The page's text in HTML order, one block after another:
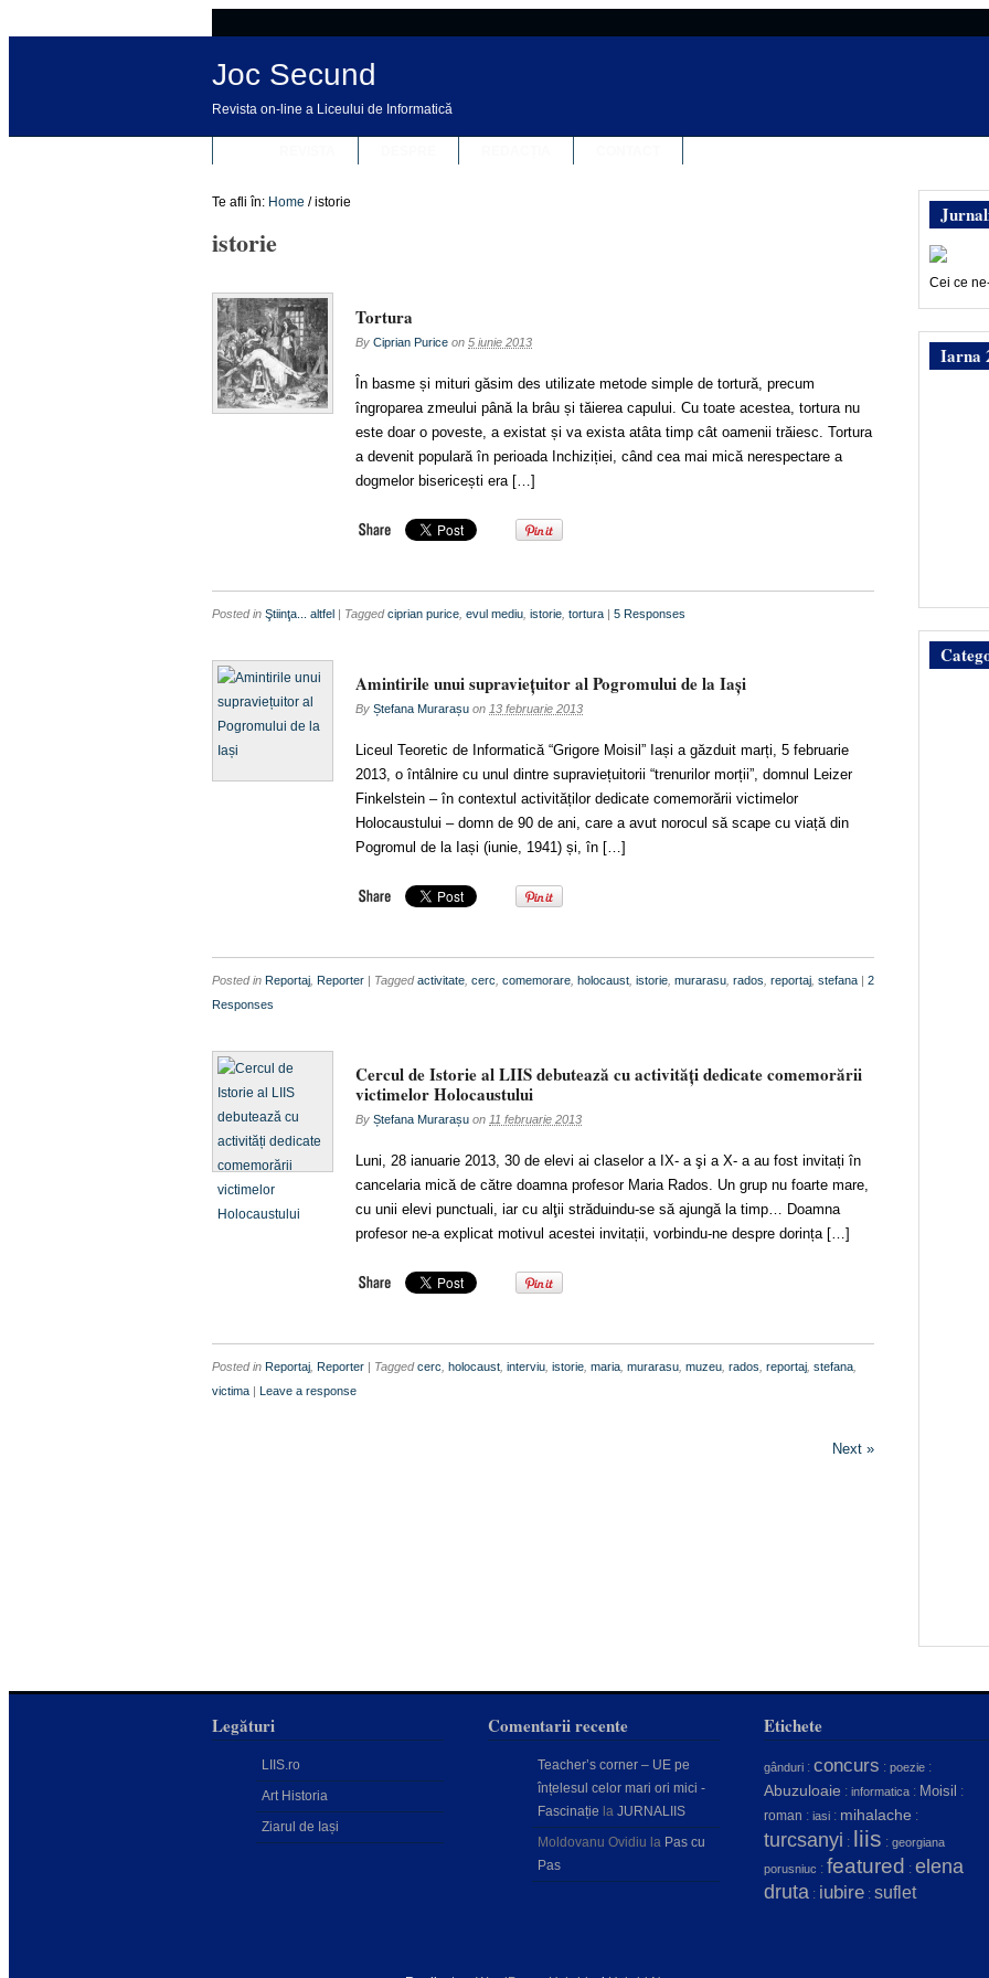
Joc Secund
Revista on-line a Liceului de Informatică
Te afli în: Home / istorie
istorie
Tortura
By Ciprian Purice on 5 iunie 2013
În basme și mituri găsim des utilizate metode simple de tortură, precum
îngroparea zmeului până la brâu și tăierea capului. Cu toate acestea, tortura nu
este doar o poveste, a existat și va exista atâta timp cât oamenii trăiesc. Tortura
a devenit populară în perioada Inchiziției, când cea mai mică nerespectare a
dogmelor bisericești era […]
Posted in Ştiinţa... altfel | Taggedciprian purice evul mediu istorie tortura | 5 Responses
Amintirile unui supraviețuitor al Pogromului de la Iași
By Ștefana Murarașu on 13 februarie 2013
Liceul Teoretic de Informatică “Grigore Moisil” Iași a găzduit marți, 5 februarie
2013, o întâlnire cu unul dintre supraviețuitorii “trenurilor morții”, domnul Leizer
Finkelstein – în contextul activităților dedicate comemorării victimelor
Holocaustului – domn de 90 de ani, care a avut norocul să scape cu viață din
Pogromul de la Iași (iunie, 1941) și, în […]
Posted in Reportaj Reporter | Taggedactivitate cerc comemorare holocaust istorie murarasu rados reportaj stefana | 2
Responses
Cercul de Istorie al LIIS debutează cu activități dedicate comemorării
victimelor Holocaustului
By Ștefana Murarașu on 11 februarie 2013
Luni, 28 ianuarie 2013, 30 de elevi ai claselor a IX- a şi a X- a au fost invitați în
cancelaria mică de către doamna profesor Maria Rados. Un grup nu foarte mare,
cu unii elevi punctuali, iar cu alţii străduindu-se să ajungă la timp… Doamna
profesor ne-a explicat motivul acestei invitații, vorbindu-ne despre dorința […]
Posted in Reportaj Reporter | Taggedcerc holocaust interviu istorie maria murarasu muzeu rados reportaj stefana
victima | Leave a response
Next »
Cei ce
Iarna
Legături
LIIS.ro
Art Historia
Ziarul de Iași
Comentarii recente
Teacher’s corner – UE pe
înțelesul celor mari ori mici -
Fascinație la JURNALIIS
Moldovanu Ovidiu la Pas cu
Pas
Etichete
gânduri : concurs : poezie :
Abuzuloaie : informatica : Moisil :
roman : iasi : mihalache :
turcsanyi : liis : georgiana
porusniuc : featured : elena
druta : iubire : suflet